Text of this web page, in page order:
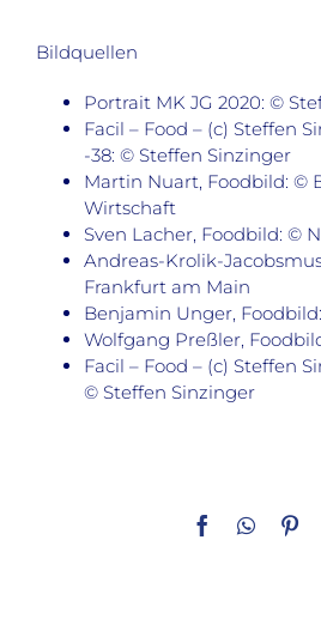
Bildquellen
Portrait MK JG 2020: ©
Facil – Food – (c) Steffen
-38: © Steffen Sinzinger
Martin Nuart, Foodbild: ©
Wirtschaft
Sven Lacher, Foodbild: ©
Andreas-Krolik-
Frankfurt am Main
Benjamin Unger,
Wolfgang Preßler,
Facil – Food – (c) Steffen
© Steffen Sinzinger
Facebook